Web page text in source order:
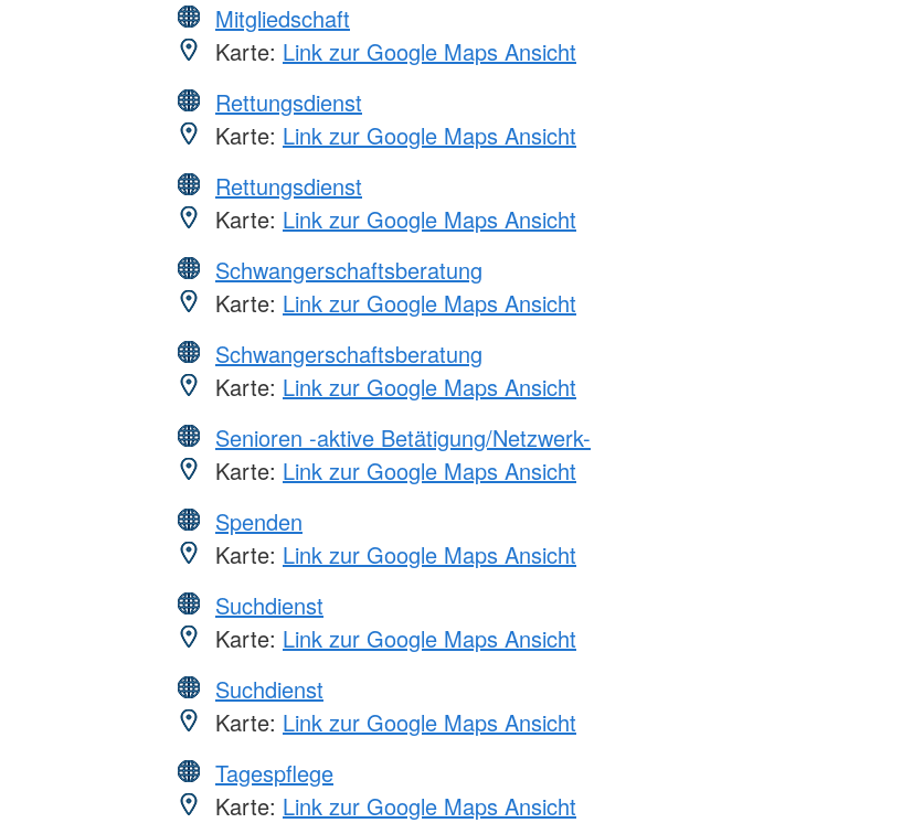
Mitgliedschaft
Karte: Link zur Google Maps Ansicht
Rettungsdienst
Karte: Link zur Google Maps Ansicht
Rettungsdienst
Karte: Link zur Google Maps Ansicht
Schwangerschaftsberatung
Karte: Link zur Google Maps Ansicht
Schwangerschaftsberatung
Karte: Link zur Google Maps Ansicht
Senioren -aktive Betätigung/Netzwerk-
Karte: Link zur Google Maps Ansicht
Spenden
Karte: Link zur Google Maps Ansicht
Suchdienst
Karte: Link zur Google Maps Ansicht
Suchdienst
Karte: Link zur Google Maps Ansicht
Tagespflege
Karte: Link zur Google Maps Ansicht